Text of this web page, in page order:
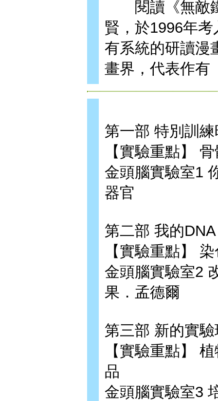
閱讀《無敵鐵
賢，於1996年
有系統的研讀漫
畫界，代表作有
第一部 特別訓
【實驗重點】
金頭腦實驗室1
器官
第二部 我的
【實驗重點】
金頭腦實驗室2
果．孟德爾
第三部 新的實
【實驗重點】
品
金頭腦實驗室3